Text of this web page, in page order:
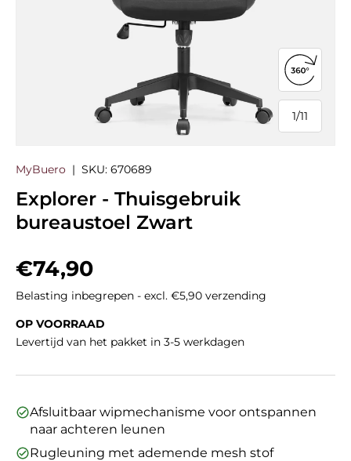
1/
van
11
360°-
MyBuero | SKU: 670689
Explorer - Thuisgebruik
bureaustoel Zwart
Reguliere prijs
€74,90
Belasting inbegrepen - excl. €5,90 verzending
OP VOORRAAD
Levertijd van het pakket in 3-5 werkdagen
Afsluitbaar wipmechanisme voor ontspannen
naar achteren leunen
Rugleuning met ademende mesh stof